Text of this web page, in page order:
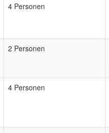
4 Personen
2 Personen
4 Personen